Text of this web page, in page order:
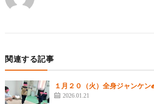
関連する記事
１月２０（火）全身ジャンケン
2026.01.21